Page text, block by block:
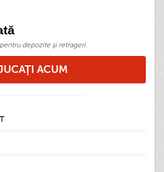
depozite şi retrageri.
ACUM